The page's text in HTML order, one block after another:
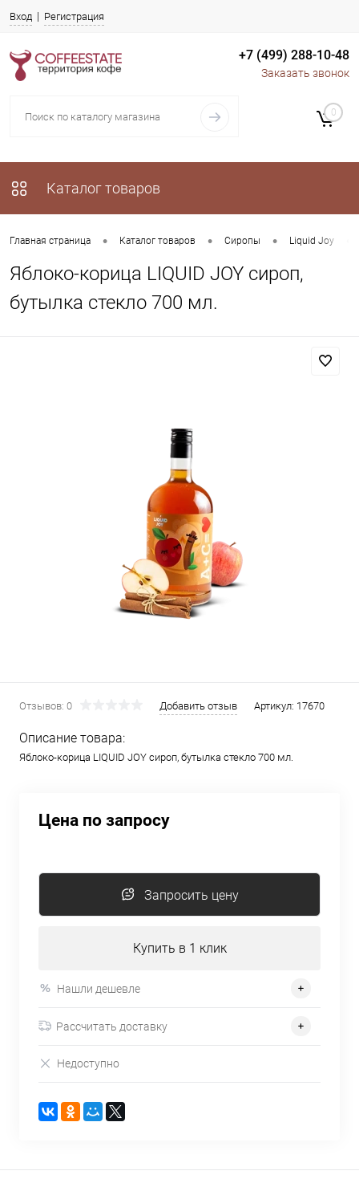
Вход Регистрация
+7 (499) 288-10-48
Заказать звонок
Каталог товаров
0
Главная страница • Каталог товаров • Сиропы • Liquid Joy
Яблоко-корица LIQUID JOY сироп,
бутылка стекло 700 мл.
Отзывов: 0 Добавить отзыв Артикул: 17670
Описание товара:
Яблоко-корица LIQUID JOY сироп, бутылка стекло 700 мл.
Цена по запросу
Запросить цену
Купить в 1 клик
Нашли дешевле
Рассчитать доставку
Недоступно